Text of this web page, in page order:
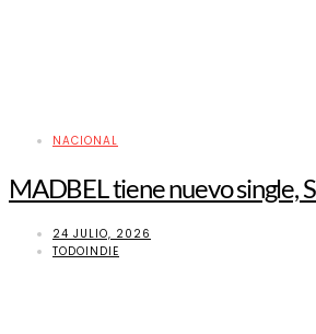
NACIONAL
MADBEL tiene nuevo single,
24 JULIO, 2026
TODOINDIE